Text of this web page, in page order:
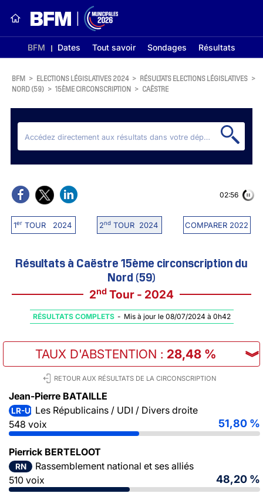
BFM Dates Tout savoir Sondages Résultats
BFM > ELECTIONS LÉGISLATIVES 2024 > RÉSULTATS ELECTIONS LÉGISLATIVES >
NORD (59) > 15ÈME CIRCONSCRIPTION > CAËSTRE
1erTOUR 2024 2ndTOUR 2024 COMPARER 2022
02:56
Résultats à Caëstre 15ème circonscription du
Nord (59)
2nd Tour - 2024
RÉSULTATS COMPLETS - Mis à jour le 08/07/2024 à 0h42
TAUX D'ABSTENTION : 28,48 % ︾
RETOUR AUX RÉSULTATS DE LA CIRCONSCRIPTION
Jean-Pierre BATAILLE
LR-UDI-DVDLes Républicains / UDI / Divers droite
548 voix
51,80 %
Pierrick BERTELOOT
RN
Rassemblement national et ses alliés
510 voix
48,20 %